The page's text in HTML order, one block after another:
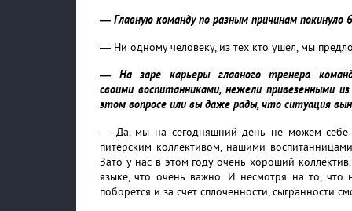
— Главную команду по разным причинам покинуло
— Ни одному человеку, из тех кто ушел, мы
— На заре карьеры главного тренера
своими воспитанниками, нежели привезенными
этом вопросе или вы даже рады, что ситуация
— Да, мы на сегодняшний день не можем себе
питерским коллективом, нашими
Зато у нас в этом году очень хороший
языке, что очень важно. И несмотря на то,
поборется и за счет сплоченности, сыгранности